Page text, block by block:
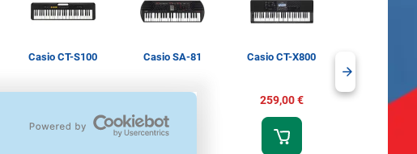
Casio CT-S100 Casio SA-81 Casio CT-X800
259,00 € 204,90 €